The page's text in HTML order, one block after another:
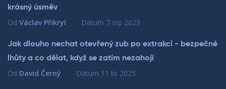
krásný úsměv
Od Václav Přikryl Datum 7 srp 2023
Jak dlouho nechat otevřený zub po extrakci - bezpečné
lhůty a co dělat, když se zatím nezahojí
Od David Černý Datum 11 lis 2025